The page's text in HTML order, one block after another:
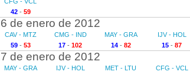
42- 59
de enero de 2012
CAV - MTZ
59- 53
CMG - IND
17 - 102
MAY - GRA
14- 82
IJV - HOL
15 - 87
de enero de 2012
MAY - GRA
IJV - HOL
MET - LTU
CFG - VCL